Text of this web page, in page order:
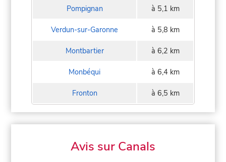
Pompignan à 5,1 km
Verdun-sur-Garonne à 5,8 km
Montbartier à 6,2 km
Monbéqui à 6,4 km
Fronton à 6,5 km
Avis sur Canals